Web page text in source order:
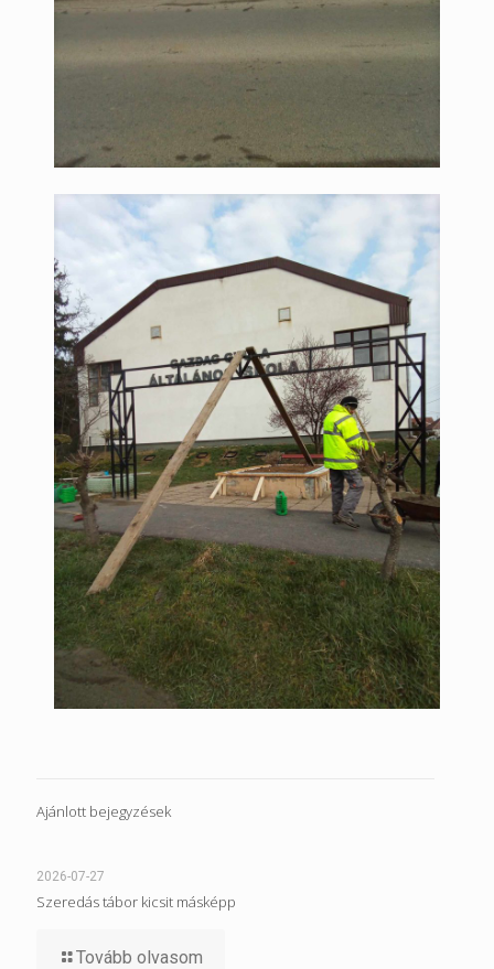
Ajánlott bejegyzések
2026-07-27
Szeredás tábor kicsit másképp
Tovább olvasom